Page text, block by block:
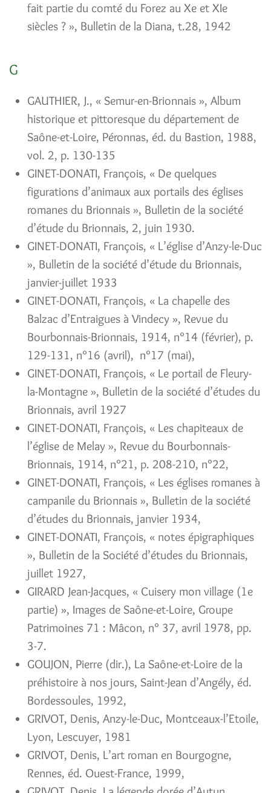
fait partie du comté du Forez au Xe et XIe
siècles ? », Bulletin de la Diana, t.28, 1942
G
GAUTHIER, J., « Semur-en-Brionnais », Album
historique et pittoresque du département de
Saône-et-Loire, Péronnas, éd. du Bastion, 1988,
vol. 2, p. 130-135
GINET-DONATI, François, « De quelques
figurations d’animaux aux portails des églises
romanes du Brionnais », Bulletin de la société
d’étude du Brionnais, 2, juin 1930.
GINET-DONATI, François, « L’église d’Anzy-le-Duc
», Bulletin de la société d’étude du Brionnais,
janvier-juillet 1933
GINET-DONATI, François, « La chapelle des
Balzac d’Entraigues à Vindecy », Revue du
Bourbonnais-Brionnais, 1914, n°14 (février), p.
129-131, n°16 (avril), n°17 (mai),
GINET-DONATI, François, « Le portail de Fleury-
la-Montagne », Bulletin de la société d’études du
Brionnais, avril 1927
GINET-DONATI, François, « Les chapiteaux de
l’église de Melay », Revue du Bourbonnais-
Brionnais, 1914, n°21, p. 208-210, n°22,
GINET-DONATI, François, « Les églises romanes à
campanile du Brionnais », Bulletin de la société
d’études du Brionnais, janvier 1934,
GINET-DONATI, François, « notes épigraphiques
», Bulletin de la Société d’études du Brionnais,
juillet 1927,
GIRARD Jean-Jacques, « Cuisery mon village (1e
partie) », Images de Saône-et-Loire, Groupe
Patrimoines 71 : Mâcon, n° 37, avril 1978, pp.
3-7.
GOUJON, Pierre (dir.), La Saône-et-Loire de la
préhistoire à nos jours, Saint-Jean d’Angély, éd.
Bordessoules, 1992,
GRIVOT, Denis, Anzy-le-Duc, Montceaux-l’Etoile,
Lyon, Lescuyer, 1981
GRIVOT, Denis, L’art roman en Bourgogne,
Rennes, éd. Ouest-France, 1999,